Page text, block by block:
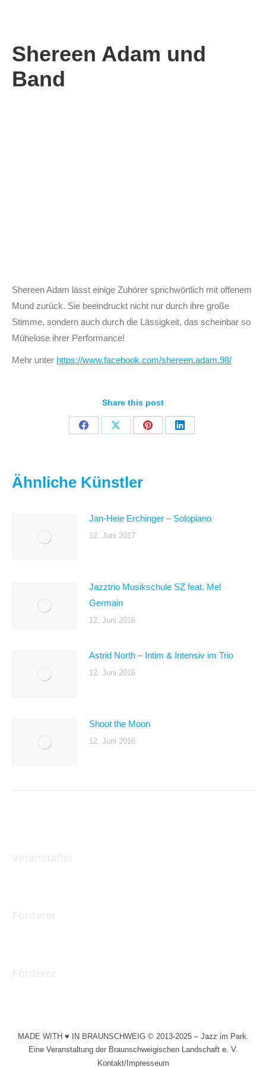
Shereen Adam und
Band
Shereen Adam lässt einige Zuhörer sprichwörtlich mit offenem
Mund zurück. Sie beeindruckt nicht nur durch ihre große
Stimme, sondern auch durch die Lässigkeit, das scheinbar so
Mühelose ihrer Performance!
Mehr unter https://www.facebook.com/shereen.adam.98/
Share this post
Auf
Auf
Auf
Auf
Ähnliche Künstler
Jan-Heie Erchinger – Solopiano
12. Juni 2017
Jazztrio Musikschule SZ feat. Mel
Germain
12. Juni 2016
Astrid North – Intim & Intensiv im Trio
12. Juni 2016
Shoot the Moon
12. Juni 2016
MADE WITH ♥ IN BRAUNSCHWEIG © 2013-2025 – Jazz im Park.
Eine Veranstaltung der Braunschweigischen Landschaft e. V.
Kontakt/Impresseum